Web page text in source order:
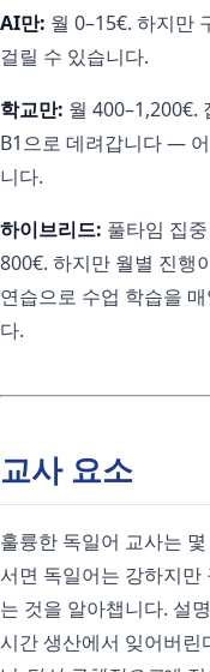
AI만: 월 0–15€. 하지만
걸릴 수 있습니다.
학교만: 월 400–1,200€.
B1으로 데려갑니다 —
니다.
하이브리드: 풀타임 집
800€. 하지만 월별 진행
연습으로 수업 학습을
다.
교사 요소
훌륭한 독일어 교사는
서면 독일어는 강하지
는 것을 알아챕니다. 설
시간 생산에서 잊어버린